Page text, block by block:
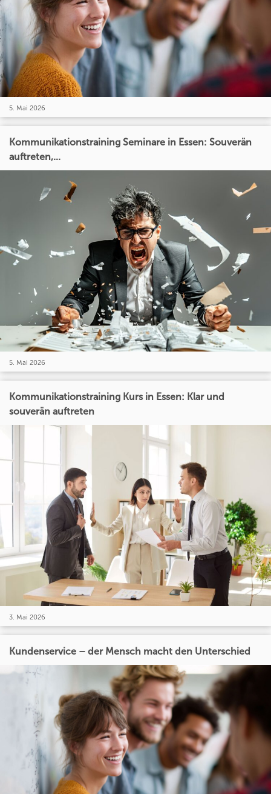
5. Mai 2026
Kommunikationstraining Seminare in Essen: Souverän
auftreten,...
5. Mai 2026
Kommunikationstraining Kurs in Essen: Klar und
souverän auftreten
3. Mai 2026
Kundenservice – der Mensch macht den Unterschied